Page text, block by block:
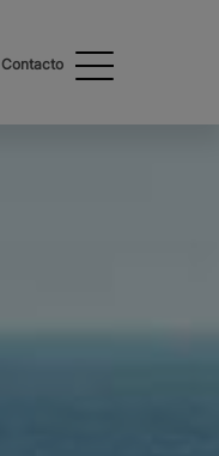
Contacto